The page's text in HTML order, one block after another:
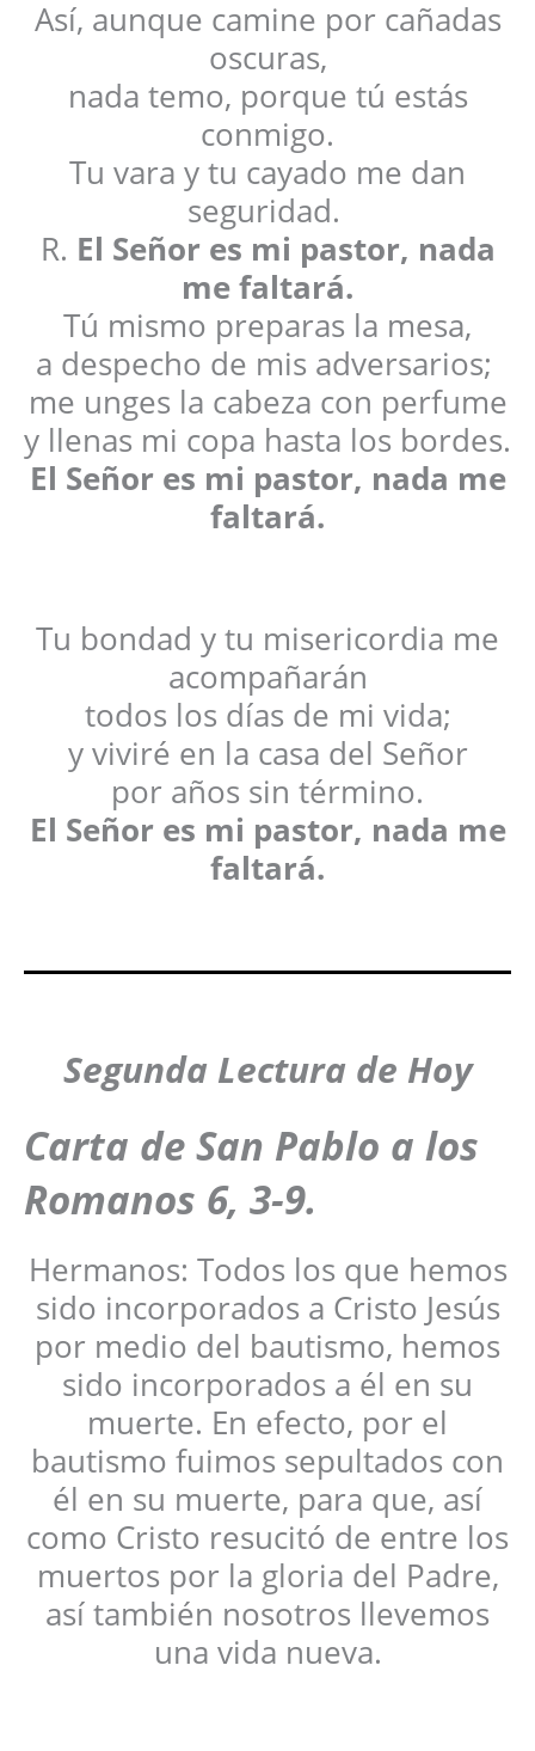
Así, aunque camine por cañadas
oscuras,
nada temo, porque tú estás
conmigo.
Tu vara y tu cayado me dan
seguridad.
R. El Señor es mi pastor, nada
me faltará.
Tú mismo preparas la mesa,
a despecho de mis adversarios;
me unges la cabeza con perfume
y llenas mi copa hasta los bordes.
El Señor es mi pastor, nada me
faltará.
Tu bondad y tu misericordia me
acompañarán
todos los días de mi vida;
y viviré en la casa del Señor
por años sin término.
El Señor es mi pastor, nada me
faltará.
Segunda Lectura de Hoy
Carta de San Pablo a los
Romanos 6, 3-9.
Hermanos: Todos los que hemos
sido incorporados a Cristo Jesús
por medio del bautismo, hemos
sido incorporados a él en su
muerte. En efecto, por el
bautismo fuimos sepultados con
él en su muerte, para que, así
como Cristo resucitó de entre los
muertos por la gloria del Padre,
así también nosotros llevemos
una vida nueva.